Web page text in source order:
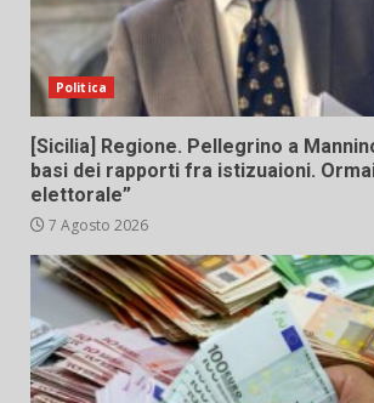
Politica
[Sicilia] Regione. Pellegrino a
basi dei rapporti fra istizuaioni.
elettorale”
7 Agosto 2026